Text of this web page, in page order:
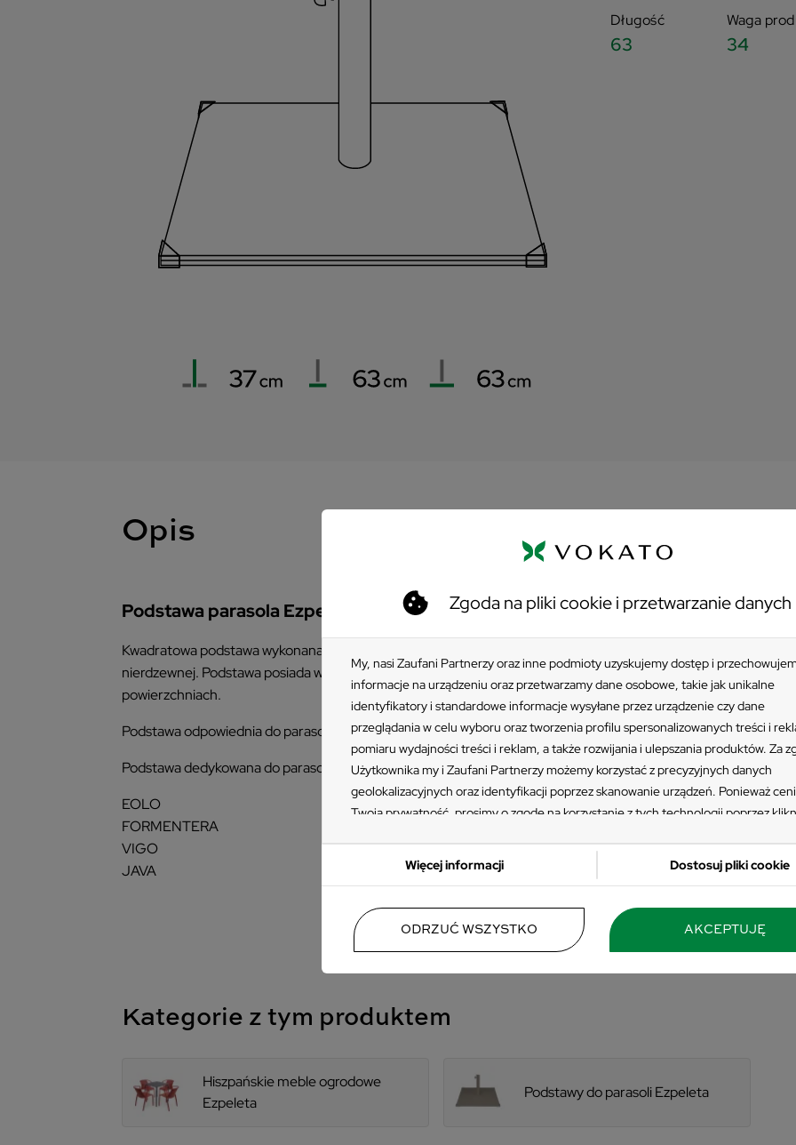
Zgoda na pliki cookie i przetwarzanie danych
My, nasi Zaufani Partnerzy oraz inne podmioty uzyskujemy dostęp i
informacje na urządzeniu oraz przetwarzamy dane osobowe, takie jak unikalne
identyfikatory i standardowe informacje wysyłane przez urządzenie czy dane
przeglądania w celu wyboru oraz tworzenia profilu spersonalizowanych treści i
pomiaru wydajności treści i reklam, a także rozwijania i ulepszania produktów. Za
Użytkownika my i Zaufani Partnerzy możemy korzystać z precyzyjnych danych
geolokalizacyjnych oraz identyfikacji poprzez skanowanie urządzeń. Ponieważ
Twoją prywatność, prosimy o zgodę na korzystanie z tych technologii poprzez
ustawień prywatności znajdujący się w lewym dolnym rogu strony. Niektóre
przetwarzania danych nie wymagają zgody użytkownika, ale masz prawo
Zapoznaj się z poniższymi informacjami, abyś mógł świadomie i komfortowo
naszych stron www. Szczegółowe informacje dotyczące przetwarzania Twoich
Więcej informacji Dostosuj pliki cookie
ODRZUĆ WSZYSTKO AKCEPTUJĘ
Długość
63
Waga
34
Opis
Podstawa parasola Ezpeleta CANTO 34 kg
Kwadratowa podstawa wykonana została ze stali lakierowananej i pokryta poliestrową farbą proszkową,
nierdzewnej. Podstawa posiada wycięcie do odprowadzania wody. Nadaje się do użytku publicznego i
powierzchniach.
Podstawa odpowiednia do parasoli o trzpieniu 48 - 50 mm średnicy.
Podstawa dedykowana do parasoli EZPELETA:
EOLO
FORMENTERA
VIGO
JAVA
Kategorie z tym produktem
Hiszpańskie meble ogrodowe
Ezpeleta
Podstawy do parasoli Ezpeleta